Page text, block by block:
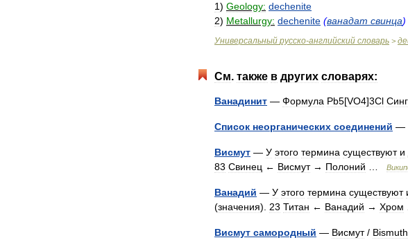
1) Geology: dechenite
2) Metallurgy: dechenite (ванадат свинца)
Универсальный русско-английский словарь >
См. также в других словарях:
Ванадинит — Формула Pb5[VO4]3Cl
Список неорганических соединений —
Висмут — У этого термина существуют и
83 Свинец ← Висмут→ Полоний
Ванадий — У этого термина существуют
(значения). 23 Титан ← Ванадий → Хром
Висмут самородный — Висмут/